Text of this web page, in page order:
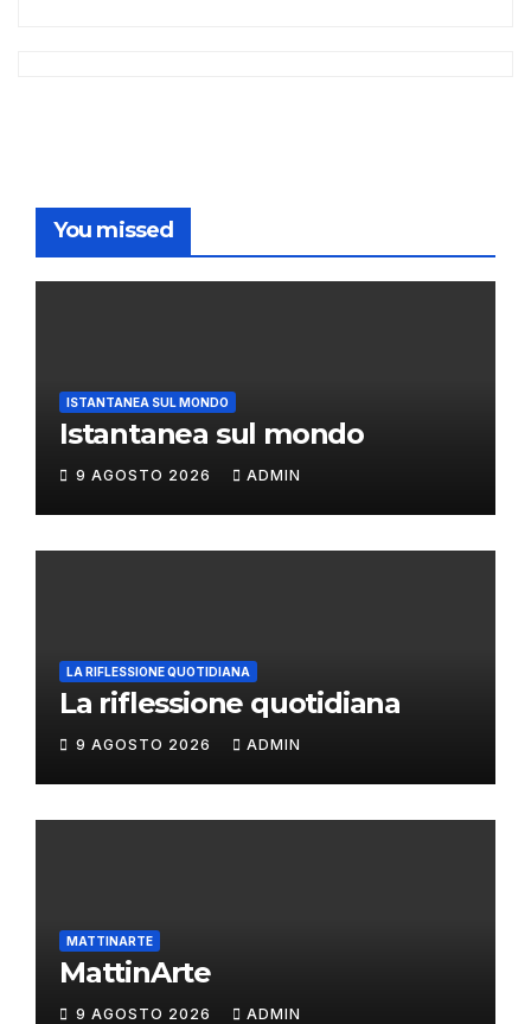
You missed
ISTANTANEA SUL MONDO
Istantanea sul mondo
9 AGOSTO 2026 ADMIN
LA RIFLESSIONE QUOTIDIANA
La riflessione quotidiana
9 AGOSTO 2026 ADMIN
MATTINARTE
MattinArte
9 AGOSTO 2026 ADMIN